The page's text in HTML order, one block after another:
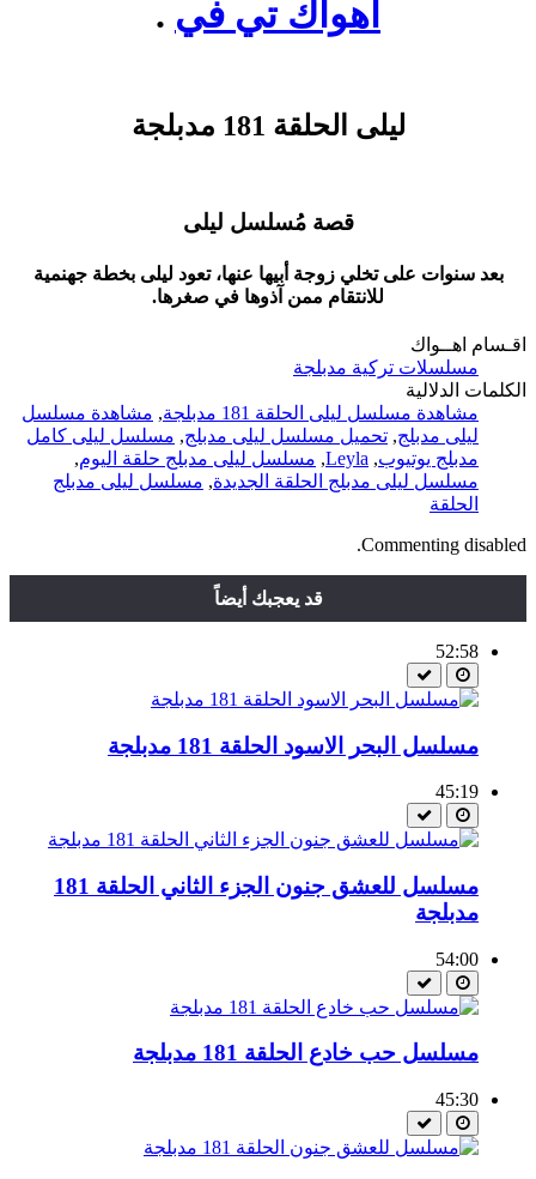
اهواك تي في .
ليلى الحلقة 181 مدبلجة
قصة مُسلسل ليلى
بعد سنوات على تخلي زوجة أبيها عنها، تعود ليلى بخطة جهنمية
للانتقام ممن آذوها في صغرها.
اقـسام اهــواك
مسلسلات تركية مدبلجة
الكلمات الدلالية
مشاهدة مسلسل ليلى الحلقة 181 مدبلجة
, مشاهدة مسلسل
ليلى مدبلج, تحميل مسلسل ليلى مدبلج, مسلسل ليلى كامل
مدبلج يوتيوب,
Leyla
, مسلسل ليلى مدبلج حلقة اليوم,
مسلسل ليلى مدبلج الحلقة الجديدة, مسلسل ليلى مدبلج
الحلقة
Commenting disabled.
قد يعجبك أيضاً
52:58
مسلسل البحر الاسود الحلقة 181 مدبلجة
45:19
مسلسل للعشق جنون الجزء الثاني الحلقة 181
مدبلجة
54:00
مسلسل حب خادع الحلقة 181 مدبلجة
45:30